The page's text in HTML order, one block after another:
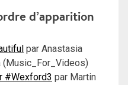
d’apparition
par Anastasia
(Music_For_Videos)
#Wexford3 par Martin